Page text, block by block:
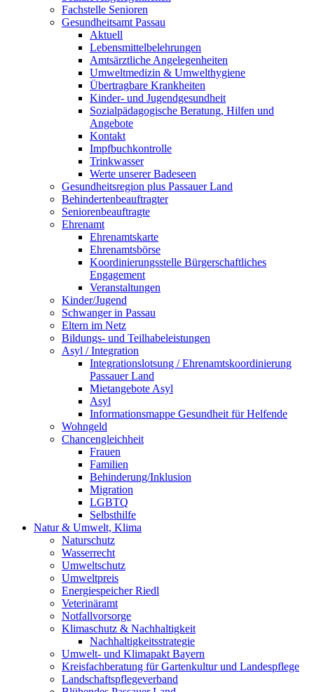
Fachstelle Senioren
Gesundheitsamt Passau
Aktuell
Lebensmittelbelehrungen
Amtsärztliche Angelegenheiten
Umweltmedizin & Umwelthygiene
Übertragbare Krankheiten
Kinder- und Jugendgesundheit
Sozialpädagogische Beratung, Hilfen und
Angebote
Kontakt
Impfbuchkontrolle
Trinkwasser
Werte unserer Badeseen
Gesundheitsregion plus Passauer Land
Behindertenbeauftragter
Seniorenbeauftragte
Ehrenamt
Ehrenamtskarte
Ehrenamtsbörse
Koordinierungsstelle Bürgerschaftliches
Engagement
Veranstaltungen
Kinder/Jugend
Schwanger in Passau
Eltern im Netz
Bildungs- und Teilhabeleistungen
Asyl / Integration
Integrationslotsung / Ehrenamtskoordinierung
Passauer Land
Mietangebote Asyl
Asyl
Informationsmappe Gesundheit für Helfende
Wohngeld
Chancengleichheit
Frauen
Familien
Behinderung/Inklusion
Migration
LGBTQ
Selbsthilfe
Natur & Umwelt, Klima
Naturschutz
Wasserrecht
Umweltschutz
Umweltpreis
Energiespeicher Riedl
Veterinäramt
Notfallvorsorge
Klimaschutz & Nachhaltigkeit
Nachhaltigkeitsstrategie
Umwelt- und Klimapakt Bayern
Kreisfachberatung für Gartenkultur und Landespflege
Landschaftspflegeverband